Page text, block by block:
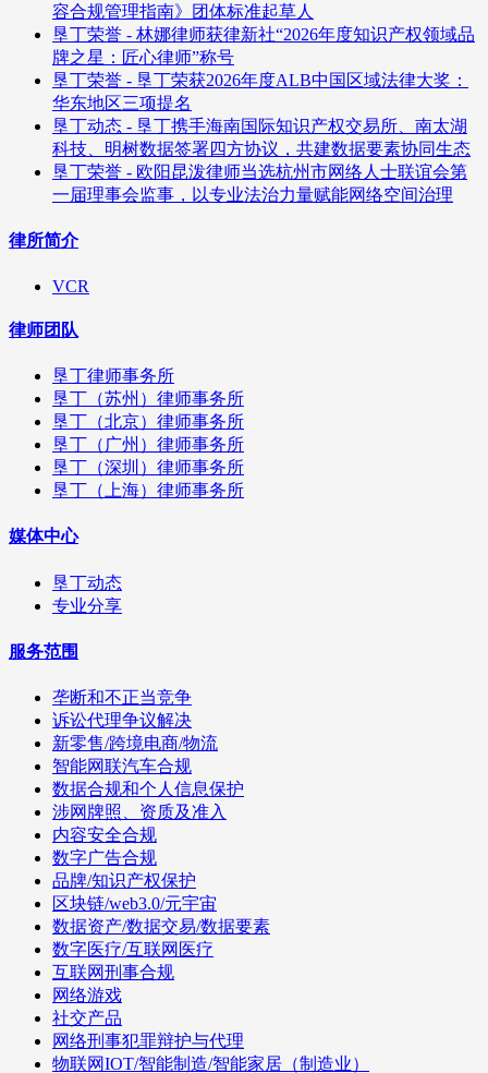
容合规管理指南》团体标准起草人
垦丁荣誉 - 林娜律师获律新社“2026年度知识产权领域品
牌之星：匠心律师”称号
垦丁荣誉 - 垦丁荣获2026年度ALB中国区域法律大奖：
华东地区三项提名
垦丁动态 - 垦丁携手海南国际知识产权交易所、南太湖
科技、明树数据签署四方协议，共建数据要素协同生态
垦丁荣誉 - 欧阳昆泼律师当选杭州市网络人士联谊会第
一届理事会监事，以专业法治力量赋能网络空间治理
律所简介
VCR
律师团队
垦丁律师事务所
垦丁（苏州）律师事务所
垦丁（北京）律师事务所
垦丁（广州）律师事务所
垦丁（深圳）律师事务所
垦丁（上海）律师事务所
媒体中心
垦丁动态
专业分享
服务范围
垄断和不正当竞争
诉讼代理争议解决
新零售/跨境电商/物流
智能网联汽车合规
数据合规和个人信息保护
涉网牌照、资质及准入
内容安全合规
数字广告合规
品牌/知识产权保护
区块链/web3.0/元宇宙
数据资产/数据交易/数据要素
数字医疗/互联网医疗
互联网刑事合规
网络游戏
社交产品
网络刑事犯罪辩护与代理
物联网IOT/智能制造/智能家居（制造业）